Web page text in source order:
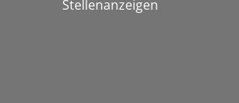
Stellenanzeigen